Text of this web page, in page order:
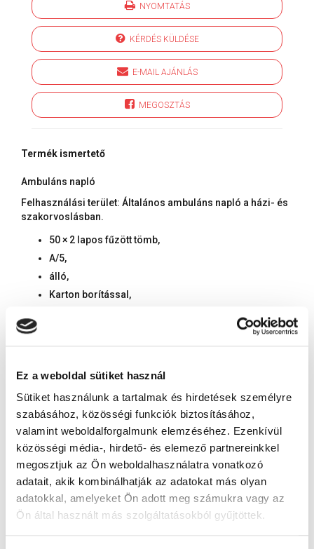
Ez a weboldal sütiket használ
Sütiket használunk a tartalmak és hirdetések személyre
szabásához, közösségi funkciók biztosításához,
valamint weboldalforgalmunk elemzéséhez. Ezenkívül
közösségi média-, hirdető- és elemező partnereinkkel
megosztjuk az Ön weboldalhasználatra vonatkozó
adatait, akik kombinálhatják az adatokat más olyan
adatokkal, amelyeket Ön adott meg számukra vagy az
Ön által használt más szolgáltatásokból gyűjtöttek.
NYOMTATÁS
KÉRDÉS KÜLDÉSE
E-MAIL AJÁNLÁS
MEGOSZTÁS
Termék ismertető
Ambuláns napló
Felhasználási terület: Általános ambuláns napló a házi- és
szakorvoslásban.
50 × 2 lapos fűzött tömb,
A/5,
álló,
Karton borítással,
Méret:
A/5
Tájolás:
Álló
Egységcsomag súlya:
0.001 kg
Vélemény összefoglaló